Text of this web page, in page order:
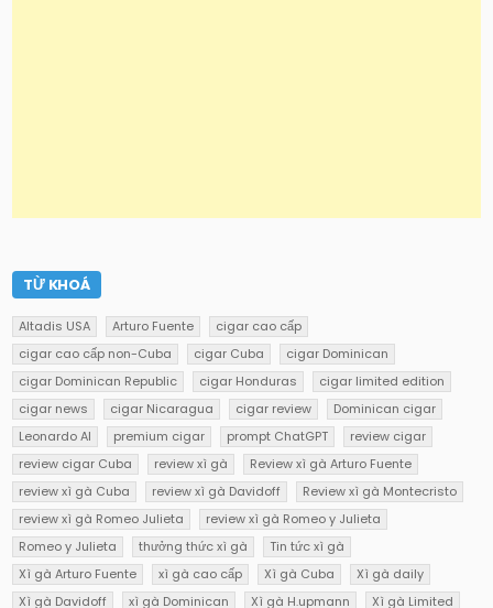
TỪ KHOÁ
Altadis USA Arturo Fuente
cigar cao cấp
cigar cao cấp non-Cuba
cigar Cuba
cigar Dominican
cigar Dominican Republic
cigar Honduras
cigar limited edition
cigar news
cigar Nicaragua cigar review
Dominican cigar
Leonardo AI
premium cigar prompt ChatGPT
review cigar
review cigar Cuba
review xì gà
Review xì gà Arturo Fuente
review xì gà Cuba
review xì gà Davidoff
Review xì gà Montecristo
review xì gà Romeo Julieta
review xì gà Romeo y Julieta
Romeo y Julieta
thưởng thức xì gà
Tin tức xì gà
Xì gà Arturo Fuente
xì gà cao cấp Xì gà Cuba
Xì gà daily
Xì gà Davidoff
xì gà Dominican Xì gà H.upmann
Xì gà Limited